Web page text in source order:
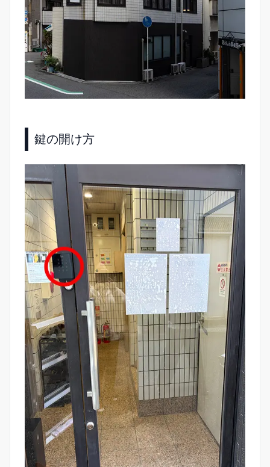
鍵の開け方